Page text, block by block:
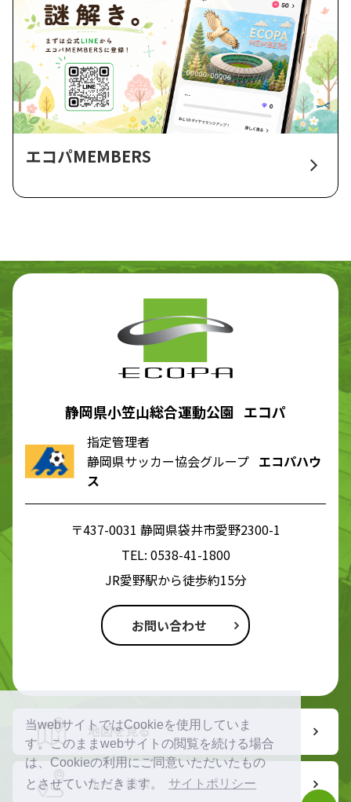
当webサイトではCookieを使用していま
す。このままwebサイトの閲覧を続ける場合
は、Cookieの利用にご同意いただいたもの
とさせていただきます。
サイトポリシー
エコパMEMBERS
静岡県小笠山総合運動公園 エコパ
指定管理者
静岡県サッカー協会グループ エコパハウ
ス
〒437-0031 静岡県袋井市愛野2300-1
TEL: 0538-41-1800
JR愛野駅から徒歩約15分
お問い合わせ
地図を見る
ルート検索